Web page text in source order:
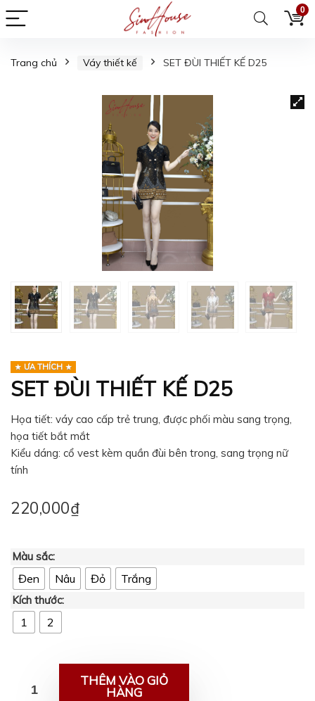
0
Trang chủ Váy thiết kế SET ĐÙI THIẾT KẾ D25
ƯA THÍCH
SET ĐÙI THIẾT KẾ D25
Họa tiết: váy cao cấp trẻ trung, được phối màu sang trọng,
họa tiết bắt mắt
Kiểu dáng: cổ vest kèm quần đùi bên trong, sang trọng nữ
tính
220,000₫
Màu sắc:
Đen Nâu Đỏ Trắng
Kích thước:
1 2
THÊM VÀO GIỎ
HÀNG